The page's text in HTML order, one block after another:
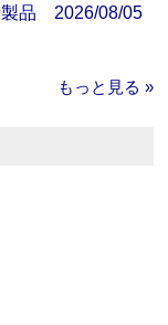
製品 2026/08/05
もっと見る »